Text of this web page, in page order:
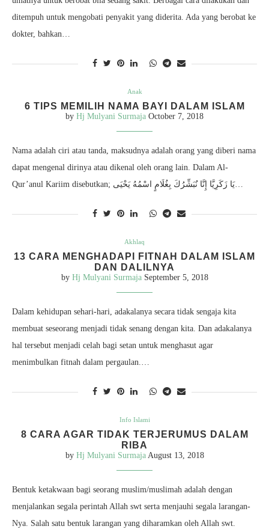
ditempuh untuk mengobati penyakit yang diderita. Ada yang berobat ke
dokter, bahkan…
Anak
6 TIPS MEMILIH NAMA BAYI DALAM ISLAM
by Hj Mulyani Surmaja October 7, 2018
Nama adalah ciri atau tanda, maksudnya adalah orang yang diberi nama
dapat mengenal dirinya atau dikenal oleh orang lain. Dalam Al-
Qur’anul Kariim disebutkan; يَا زَكَرِيَّا إِنَّا نُبَشِّرُكَ بِغُلَامٍ اسْمُهُ يَحْيَى…
Akhlaq
13 CARA MENGHADAPI FITNAH DALAM ISLAM
DAN DALILNYA
by Hj Mulyani Surmaja September 5, 2018
Dalam kehidupan sehari-hari, adakalanya secara tidak sengaja kita
membuat seseorang menjadi tidak senang dengan kita. Dan adakalanya
hal tersebut menjadi celah bagi setan untuk menghasut agar
menimbulkan fitnah dalam pergaulan.…
Info Islami
8 CARA AGAR TIDAK TERJERUMUS DALAM
RIBA
by Hj Mulyani Surmaja August 13, 2018
Bentuk ketakwaan bagi seorang muslim/muslimah adalah dengan
menjalankan segala perintah Allah swt serta menjauhi segala larangan-
Nya. Salah satu bentuk larangan yang diharamkan oleh Allah swt.